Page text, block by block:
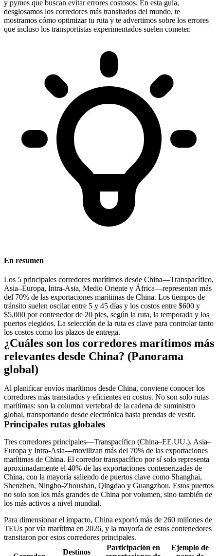
y pymes que buscan evitar errores costosos. En esta guía,
desglosamos los corredores más transitados del mundo, te
mostramos cómo optimizar tu ruta y te advertimos sobre los errores
que incluso los transportistas experimentados suelen cometer.
En resumen
Los 5 principales corredores marítimos desde China—Transpacífico,
Asia–Europa, Intra-Asia, Medio Oriente y África—representan más
del 70% de las exportaciones marítimas de China. Los tiempos de
tránsito suelen oscilar entre 5 y 45 días y los costos entre $600 y
$5,000 por contenedor de 20 pies, según la ruta, la temporada y los
puertos elegidos. La selección de la ruta es clave para controlar tanto
los costos como los plazos de entrega.
¿Cuáles son los corredores marítimos más
relevantes desde China? (Panorama
global)
Al planificar envíos marítimos desde China, conviene conocer los
corredores más transitados y eficientes en costos. No son solo rutas
marítimas: son la columna vertebral de la cadena de suministro
global, transportando desde electrónica hasta prendas de vestir.
Principales rutas globales
Tres corredores principales—Transpacífico (China–EE.UU.), Asia–
Europa y Intra-Asia—movilizan más del 70% de las exportaciones
marítimas de China. El corredor transpacífico por sí solo representa
aproximadamente el 40% de las exportaciones contenerizadas de
China, con la mayoría saliendo de puertos clave como Shanghai,
Shenzhen, Ningbo-Zhoushan, Qingdao y Guangzhou. Estos puertos
no solo son los más grandes de China por volumen, sino también de
los más activos a nivel mundial.
Para dimensionar el impacto, China exportó más de 260 millones de
TEUs por vía marítima en 2026, y la mayoría de estos contenedores
transitaron por estos corredores principales.
Destinos
Participación en
Ejemplo de